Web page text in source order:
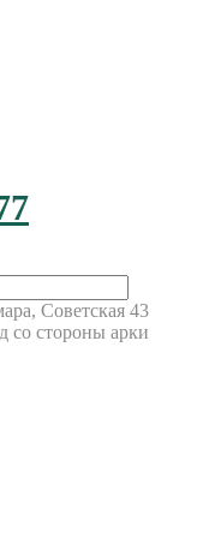
Советская 43
со стороны арки